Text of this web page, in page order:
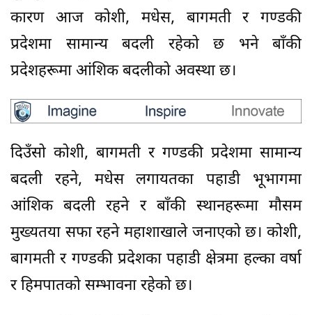
कारण आज कोशी, मधेस, बागमती र गण्डकी
प्रदेशमा सामान्य बदली रहेको छ भने बाँकी
प्रदेशहरूमा आंशिक बदलीको अवस्था छ।
दिउँसो कोशी, बागमती र गण्डकी प्रदेशमा सामान्य
बदली रहने, मधेस लगायतका पहाडी भूभागमा
आंशिक बदली रहने र बाँकी स्थानहरूमा मौसम
मुख्यतया सफा रहने महाशाखाले जनाएको छ। कोशी,
बागमती र गण्डकी प्रदेशका पहाडी क्षेत्रमा हल्का वर्षा
र हिमपातको सम्भावना रहेको छ।